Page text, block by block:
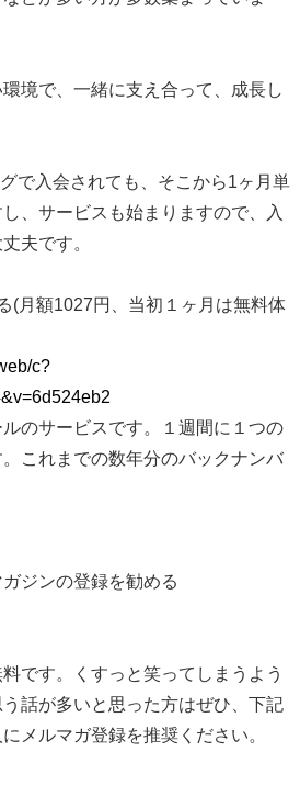
環境で、一緒に支え合って、成長し
で入会されても、そこから1ヶ月単
、サービスも始まりますので、入
夫です。
(月額1027円、当初１ヶ月は無料体
c?
のサービスです。１週間に１つの
これまでの数年分のバックナンバ
ジンの登録を勧める
です。くすっと笑ってしまうよう
話が多いと思った方はぜひ、下記
メルマガ登録を推奨ください。